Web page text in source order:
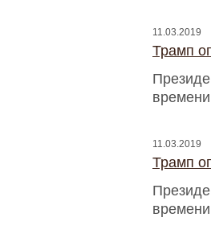
11.03.2019
Трамп
времени
11.03.2019
Трамп
времени